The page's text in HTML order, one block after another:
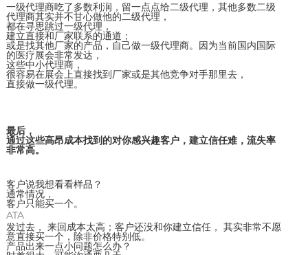
一级代理商吃了多数利润，留一点点给二级代理，其他多数二级
代理商其实并不甘心做他的二级代理，
都在寻思跳过一级代理，
建立直接和厂家联系的通道；
或是找其他厂家的产品，自己做一级代理商。因为当前国内国际
的医疗展会非常发达，
这些中小代理商，
很容易在展会上直接找到厂家或是其他竞争对手那里去，
直接做一级代理。
最后，
通过这些高昂成本找到的对你感兴趣客户，建立信任难，流失率
非常高。
客户说我想看看样品？
通常情况，
客户只能买一个。
ATA
发过去， 来回成本太高；客户还没和你建立信任， 其实非常不愿
意直接买一个，除非价格特别低。
产品出来一点小问题怎么办？